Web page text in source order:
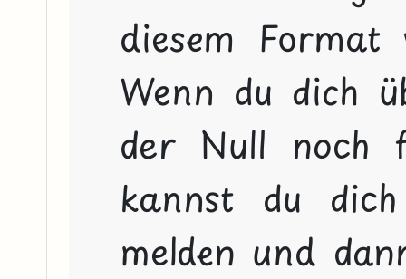
diesem Format
Wenn du dich
der Null noch
kannst du
melden und